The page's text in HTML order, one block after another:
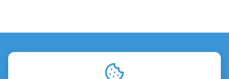
О сервисе
Стоимость заверения